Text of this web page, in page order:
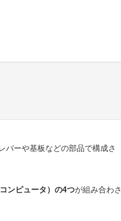
バーや基板などの部品で構成さ
ンピュータ）の4つが組み合わさ